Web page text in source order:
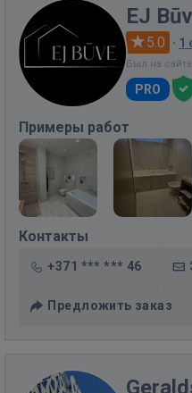
EJ
5.0 · 1
Был на
PRO
Примеры работ
Контакты
+371 *** *** 46
Предложить заказ